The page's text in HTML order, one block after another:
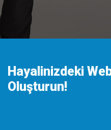
Hayalinizdeki
Oluşturun!